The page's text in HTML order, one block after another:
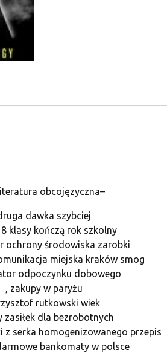
obcojęzyczna–
dawka szybciej
klasy kończą rok szkolny
ochrony środowiska zarobki
miejska kraków smog
odpoczynku dobowego
, zakupy w paryżu
rutkowski wiek
zasiłek dla bezrobotnych
z serka homogenizowanego przepis
bankomaty w polsce